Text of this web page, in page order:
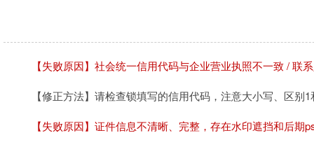
【失败原因】社会统一信用代码与企业营业执照不一致 / 联
【修正方法】请检查锁填写的信用代码，注意大小写、区别
【失败原因】证件信息不清晰、完整，存在水印遮挡和后期